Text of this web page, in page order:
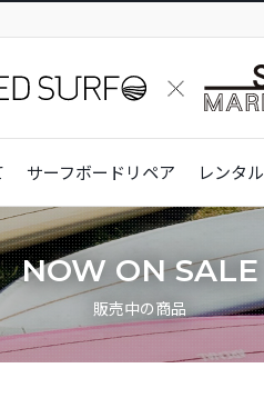
サーフボードリペア レンタル
NOW ON SALE
販売中の商品